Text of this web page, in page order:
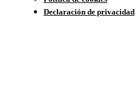
Declaración de privacidad